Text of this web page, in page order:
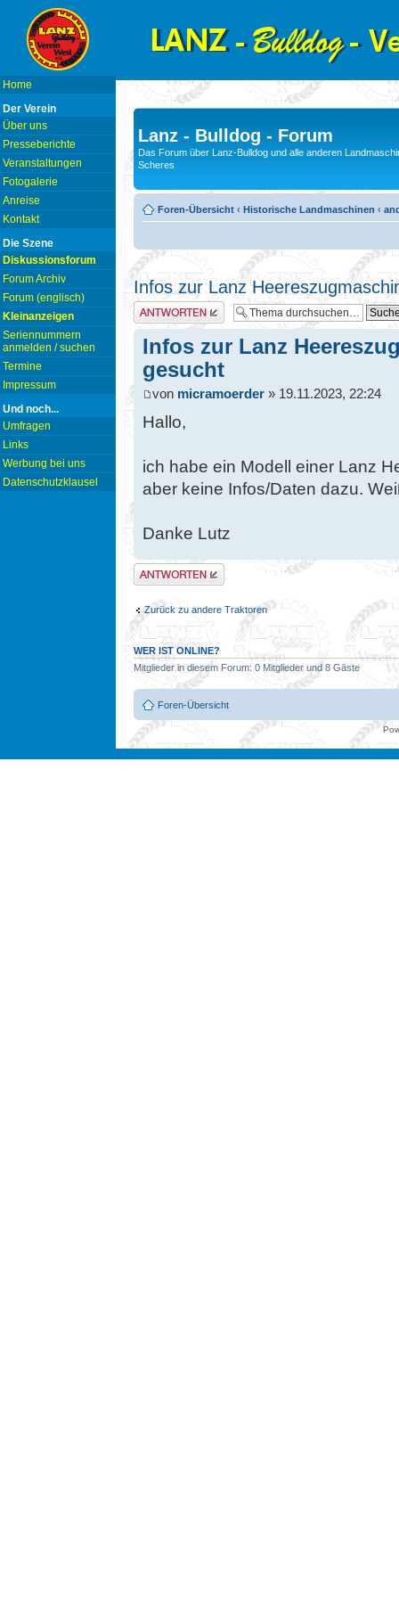
Home
Der Verein
Über uns
Presseberichte
Veranstaltungen
Fotogalerie
Anreise
Kontakt
Die Szene
Diskussionsforum
Forum Archiv
Forum (englisch)
Kleinanzeigen
Seriennummern
anmelden / suchen
Termine
Impressum
Und noch...
Umfragen
Links
Werbung bei uns
Datenschutzklausel
Lanz - Bulldog - Forum
Das Forum über Lanz-Bulldog und alle anderen
Scheres
Foren-Übersicht ‹ Historische Landmaschinen ‹
Infos zur Lanz
Antwort erstellen
Infos zur Lanz
gesucht
von micramoerder » 19.11.2023, 22:24
Hallo,
ich habe ein Modell einer Lanz
aber keine Infos/Daten dazu.
Danke Lutz
Antwort erstellen
Zurück zu andere Traktoren
WER IST ONLINE?
Mitglieder in diesem Forum: 0 Mitglieder und 8 Gäste
Foren-Übersicht